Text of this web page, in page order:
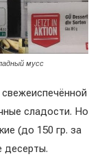
мусс
сладости. Но
(до 150 гр. за
десерты.